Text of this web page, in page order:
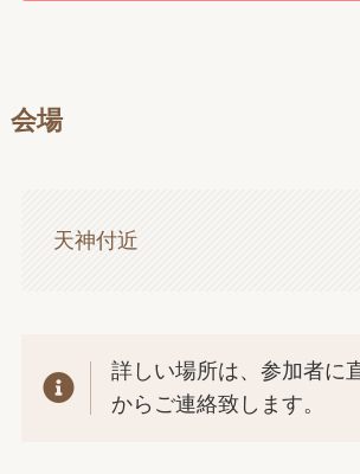
会場
天神付近
詳しい場所は、参加者に
からご連絡致します。